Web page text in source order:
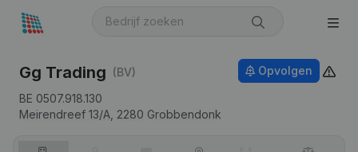
Gg Trading (BV)
BE 0507.918.130
Meirendreef 13/A, 2280 Grobbendonk
Opvolgen